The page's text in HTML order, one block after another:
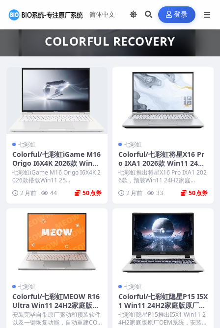
登录
COLORFUL RECOVERY
七彩虹
Colorful/七彩虹iGame M16
Origo I6X4K 2026款 Win11
25H2家庭版 原厂OEM系统
带COLORFUL一键还原
七彩虹iGame M16 Origo I6X4K 2
026款搭载Win11 25...
2 月前
44 50
七彩虹
Colorful/七彩虹将星X16 Pr
o IXA1 2026款 Win11 24H2
家庭版 原厂OEM系统 带COL
ORFUL一键还原
七彩虹推出将星X16 Pro IXA1 202
6款，预装Win11 24H2家庭...
2 月前
33 50
七彩虹
Colorful/七彩虹MEOW R16
Ultra Win11 24H2家庭版原
厂OEM系统 带COLORFUL一
键还原
安装完毕自带原厂驱动和预装软件
以及一键恢复功能，自动重建COL
七彩虹
Colorful/七彩虹隐星P15 I5X
1 Win11 24H2家庭版原厂O
EM系统 带COLORFUL一键
还原
七彩虹隐星P15推出I5X1 Win11 2
4H2家庭版原厂OEM系统，安装后